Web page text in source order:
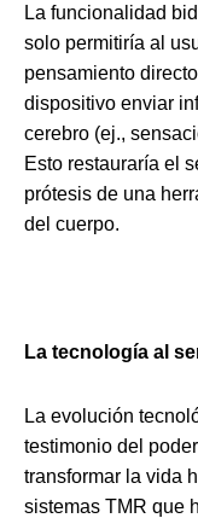
La funcionalidad
solo permitiría al
pensamiento
dispositivo enviar
cerebro (ej.,
Esto restauraría el
prótesis de una
del cuerpo.
La tecnología al
La evolución
testimonio del
transformar la vida
sistemas TMR que